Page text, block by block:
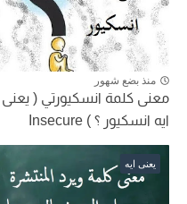
منذ بضع شهور
معنى كلمة انسكيورتي ( يعنى
ايه انسكيور ؟ ) Insecure
يعنى ايه